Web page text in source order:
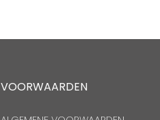
VOORWAARDEN